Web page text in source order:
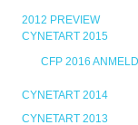
2012 PREVIEW
CYNETART 2015
CFP 2016
CYNETART 2014
CYNETART 2013